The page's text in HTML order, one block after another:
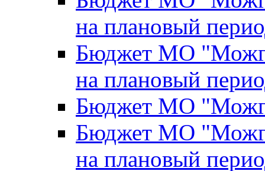
на плановый
Бюджет МО
на плановый
Бюджет МО
Бюджет МО
на плановый